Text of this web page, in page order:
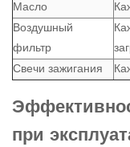
Масло
Воздушный
фильтр
Свечи зажигания
при